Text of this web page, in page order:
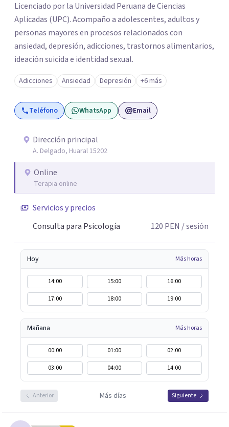
Licenciado por la Universidad Peruana de Ciencias
Aplicadas (UPC). Acompaño a adolescentes, adultos y
personas mayores en procesos relacionados con
ansiedad, depresión, adicciones, trastornos alimentarios,
ideación suicida e identidad sexual.
Adicciones Ansiedad Depresión +6 más
Teléfono WhatsApp Email
Dirección principal
A. Delgado, Huaral 15202
Online
Terapia online
Servicios y precios
Consulta para Psicología
120 PEN / sesión
Hoy Más horas
14:00 15:00
16:00
17:00
18:00 19:00
Mañana Más horas
00:00 01:00
02:00
03:00
04:00 14:00
Anterior Más días Siguiente